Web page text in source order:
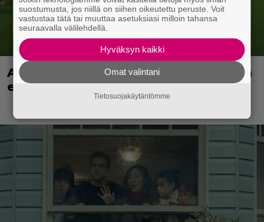
Adam Sandlerin 518 miljoonan dollarin
elokuvasarja saa jatkoa Netflixillä
suostumusta, jos niillä on siihen oikeutettu peruste. Voit
vastustaa tätä tai muuttaa asetuksiasi milloin tahansa
seuraavalla välilehdellä.
Hyväksyn kaikki
Omat valintani
Tietosuojakäytäntömme